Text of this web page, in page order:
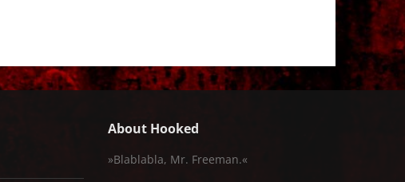
About Hooked
»Blablabla, Mr. Freeman.«